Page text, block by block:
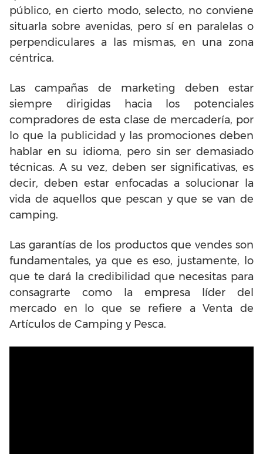
público, en cierto modo, selecto, no conviene
situarla sobre avenidas, pero sí en paralelas o
perpendiculares a las mismas, en una zona
céntrica.
Las campañas de marketing deben estar
siempre dirigidas hacia los potenciales
compradores de esta clase de mercadería, por
lo que la publicidad y las promociones deben
hablar en su idioma, pero sin ser demasiado
técnicas. A su vez, deben ser significativas, es
decir, deben estar enfocadas a solucionar la
vida de aquellos que pescan y que se van de
camping.
Las garantías de los productos que vendes son
fundamentales, ya que es eso, justamente, lo
que te dará la credibilidad que necesitas para
consagrarte como la empresa líder del
mercado en lo que se refiere a Venta de
Artículos de Camping y Pesca.